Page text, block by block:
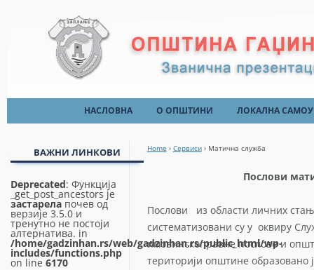
НАСЛОВНА О ОПШТИНИ ЛОКАЛНА
Општинско веће
Општински
Месне
ВАЖНИ ЛИНКОВИ
Deprecated: Функција
_get_post_ancestors је
застарела почев од
верзије 3.5.0 и
тренутно не постоји
алтернатива. in
/home/gadzinhan.rs/web/gadzinhan.rs/public_html/wp-
includes/functions.php
on line 6170
Home › Сервиси › Матична служба
Послови
Послови из области личних
систематизовани су у оквиру
имовинскоправне послове и
територији општине